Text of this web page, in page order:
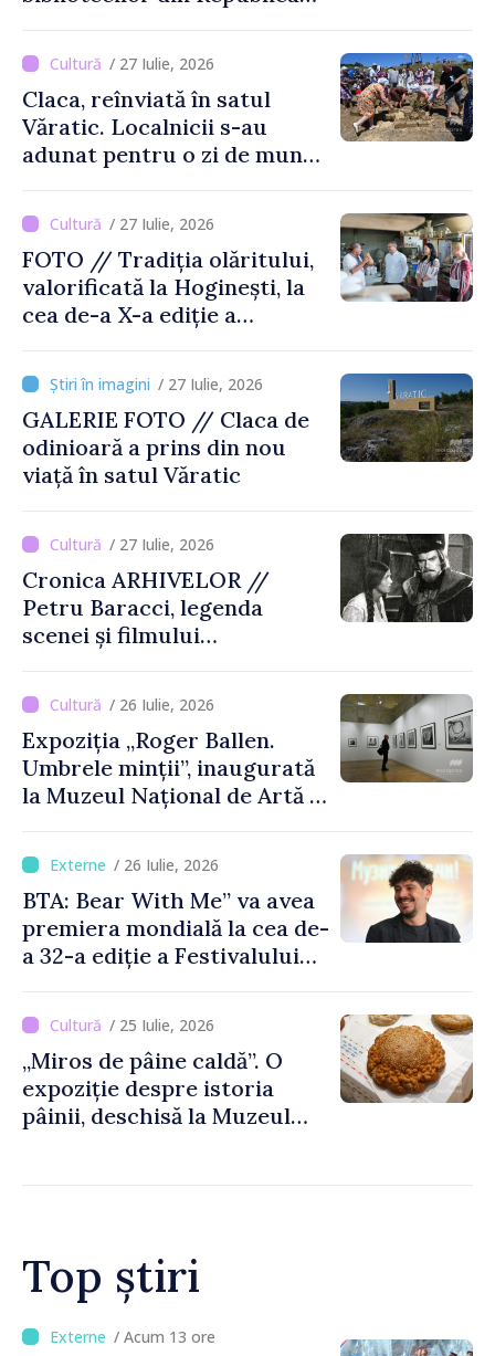
/ 27 Iulie, 2026
Claca, reînviată în satul
Văratic. Localnicii s-au
adunat pentru o zi de muncă
/ 27 Iulie, 2026
FOTO // Tradiția olăritului,
valorificată la Hoginești, la
cea de-a X-a ediție a
Vasile Gonciari”
/ 27 Iulie, 2026
GALERIE FOTO // Claca de
odinioară a prins din nou
viață în satul Văratic
/ 27 Iulie, 2026
Cronica ARHIVELOR //
Petru Baracci, legenda
scenei și filmului
/ 26 Iulie, 2026
Expoziția „Roger Ballen.
Umbrele minții”, inaugurată
la Muzeul Național de Artă al
/ 26 Iulie, 2026
BTA: Bear With Me” va avea
premiera mondială la cea de-
a 32-a ediție a Festivalului
august
/ 25 Iulie, 2026
„Miros de pâine caldă”. O
expoziție despre istoria
pâinii, deschisă la Muzeul
Top știri
/ Acum 9 ore